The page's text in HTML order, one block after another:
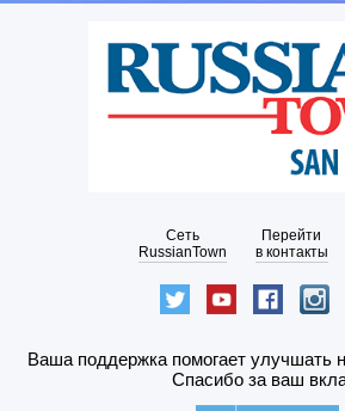
Сеть
RussianTown
Перейти
в контакты
Ваша поддержка помогает улучшать
Спасибо за ваш